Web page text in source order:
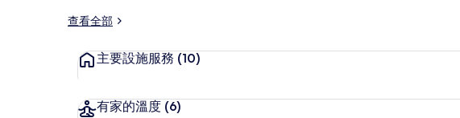
查看全部
主要設施服務 (10)
有家的溫度 (6)